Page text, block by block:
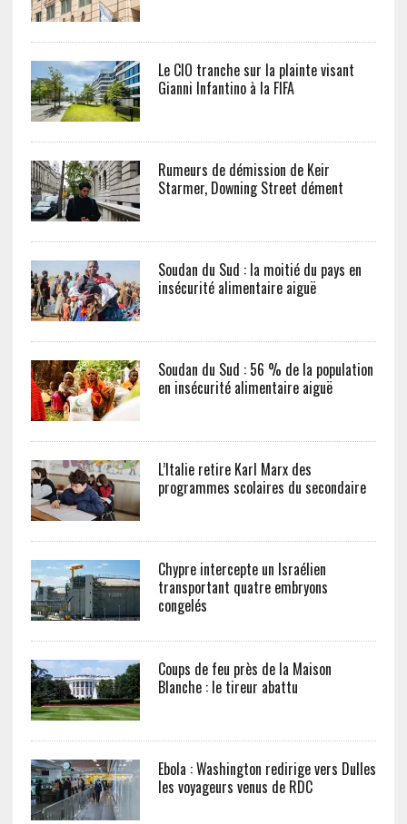
Le CIO tranche sur la plainte visant
Gianni Infantino à la FIFA
Rumeurs de démission de Keir
Starmer, Downing Street dément
Soudan du Sud : la moitié du pays en
insécurité alimentaire aiguë
Soudan du Sud : 56 % de la population
en insécurité alimentaire aiguë
L’Italie retire Karl Marx des
programmes scolaires du secondaire
Chypre intercepte un Israélien
transportant quatre embryons
congelés
Coups de feu près de la Maison
Blanche : le tireur abattu
Ebola : Washington redirige vers Dulles
les voyageurs venus de RDC